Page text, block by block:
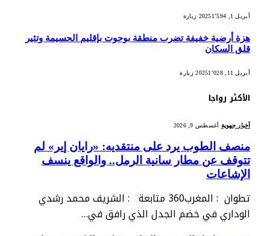
أبريل 1, 2025 1٬594 زيارة
هزة أرضية خفيفة تضرب منطقة بوحوت بإقليم الحسيمة وتثير
قلق السكان
أبريل 11, 2025 1٬028 زيارة
الأكثر رواجا
أخبار جهوية أغسطس 9, 2026
منصف الطوب يرد على منتقديه: «رايان إير» لم
تتوقف عن مطار سانية الرمل.. والواقع ينسف
الإشاعات
تطوان : المغرب360 متابعة : الشريف محمد رشدي
الوداري في خضم الجدل الذي رافق في…